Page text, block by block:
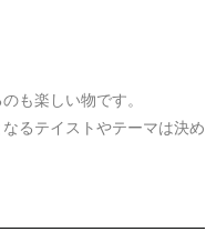
も楽しい物です。
るテイストやテーマは決め